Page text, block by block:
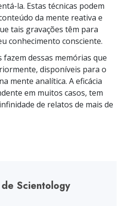
la. Estas técnicas podem
da mente reativa e
tais gravações têm para
conhecimento consciente.
fazem dessas memórias que
disponíveis para o
mente analítica. A eficácia
em muitos casos, tem
de relatos de mais de
Scientology